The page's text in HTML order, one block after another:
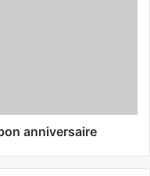
anniversaire